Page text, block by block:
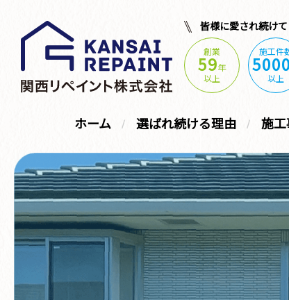
皆様に愛され続けて
創業
59年
以上
施工件
以上
ホーム 選ばれ続ける理由 施